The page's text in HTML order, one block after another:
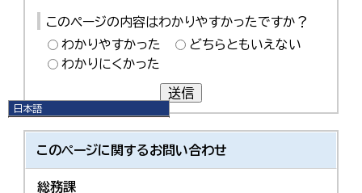
日本語
한국어
简体中文
繁體中文
このページの内容はわかりやすかったですか？
わかりやすかった
どちらともいえない
わかりにくかった
送信
このページに関するお問い合わせ
総務課